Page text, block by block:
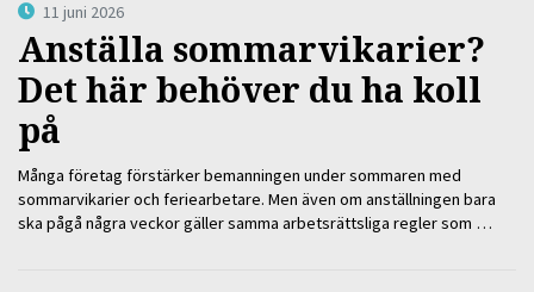
11 juni 2026
Anställa sommarvikarier?
Det här behöver du ha koll
på
Många företag förstärker bemanningen under sommaren med
sommarvikarier och feriearbetare. Men även om anställningen bara
ska pågå några veckor gäller samma arbetsrättsliga regler som …